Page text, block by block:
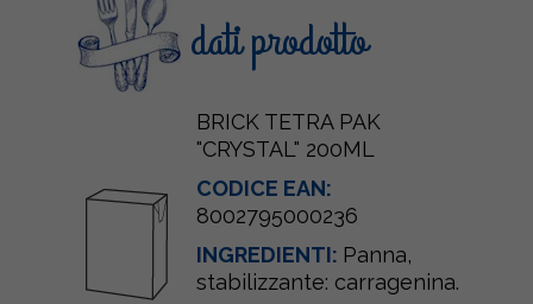
dati prodotto
BRICK TETRA PAK
"CRYSTAL" 200ML
CODICE EAN:
8002795000236
INGREDIENTI: Panna,
stabilizzante: carragenina.